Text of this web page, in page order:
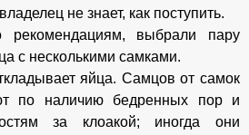
не знает, как поступить.
рекомендациям, выбрали пару
с несколькими самками.
яйца. Самцов от самок
по наличию бедренных пор и
за клоакой; иногда они